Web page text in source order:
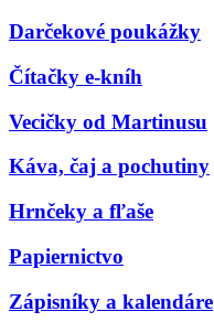
Darčekové poukážky
Čítačky e-kníh
Vecičky od Martinusu
Káva, čaj a pochutiny
Hrnčeky a fľaše
Papiernictvo
Zápisníky a kalendáre